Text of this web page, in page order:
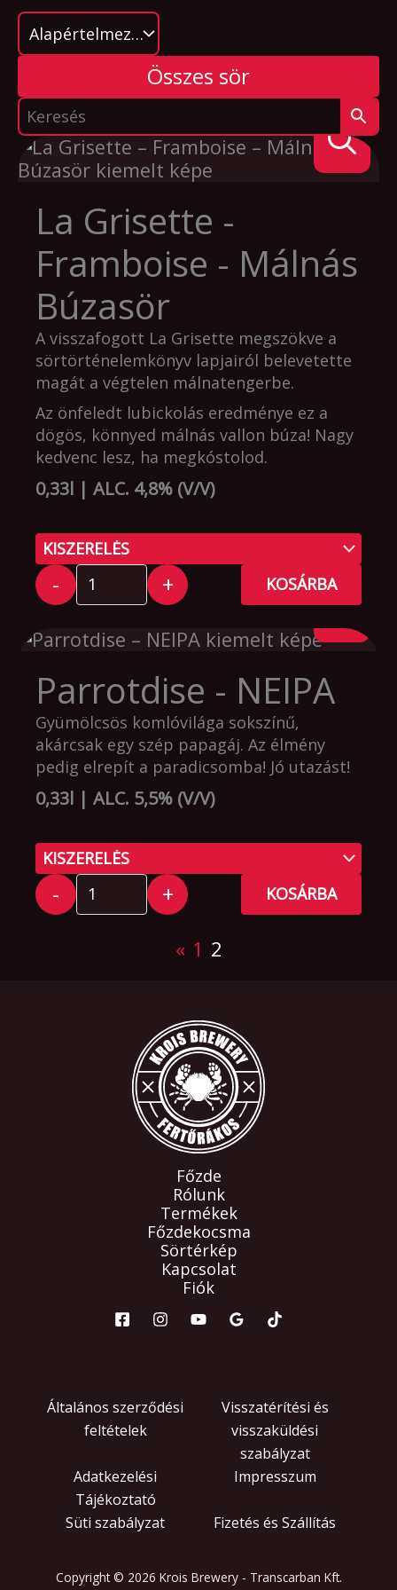
Összes sör
La Grisette -
Framboise - Málnás
Búzasör
A visszafogott La Grisette megszökve a
sörtörténelemkönyv lapjairól belevetette
magát a végtelen málnatengerbe.
Az önfeledt lubickolás eredménye ez a
dögös, könnyed málnás vallon búza! Nagy
kedvenc lesz, ha megkóstolod.
0,33l | ALC. 4,8% (V/V)
- + KOSÁRBA
Parrotdise - NEIPA
Gyümölcsös komlóvilága sokszínű,
akárcsak egy szép papagáj. Az élmény
pedig elrepít a paradicsomba! Jó utazást!
0,33l | ALC. 5,5% (V/V)
- + KOSÁRBA
« 1 2
Főzde
Rólunk
Termékek
Főzdekocsma
Sörtérkép
Kapcsolat
Fiók
Általános szerződési
feltételek
Visszatérítési és
visszaküldési
szabályzat
Adatkezelési
Tájékoztató
Impresszum
Süti szabályzat Fizetés és Szállítás
Copyright © 2026 Krois Brewery - Transcarban Kft.